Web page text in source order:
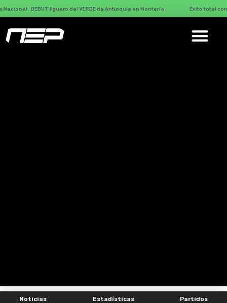
liguero del VERDE de Antioquia en Montería Éxito total con Más de
Noticias Estadísticas Partidos